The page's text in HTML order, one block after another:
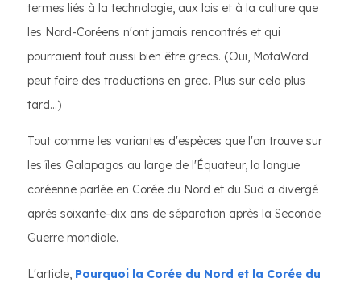
termes liés à la technologie, aux lois et à la culture que
les Nord-Coréens n'ont jamais rencontrés et qui
pourraient tout aussi bien être grecs. (Oui, MotaWord
peut faire des traductions en grec. Plus sur cela plus
tard...)
Tout comme les variantes d'espèces que l'on trouve sur
les îles Galapagos au large de l'Équateur, la langue
coréenne parlée en Corée du Nord et du Sud a divergé
après soixante-dix ans de séparation après la Seconde
Guerre mondiale.
L'article, Pourquoi la Corée du Nord et la Corée du